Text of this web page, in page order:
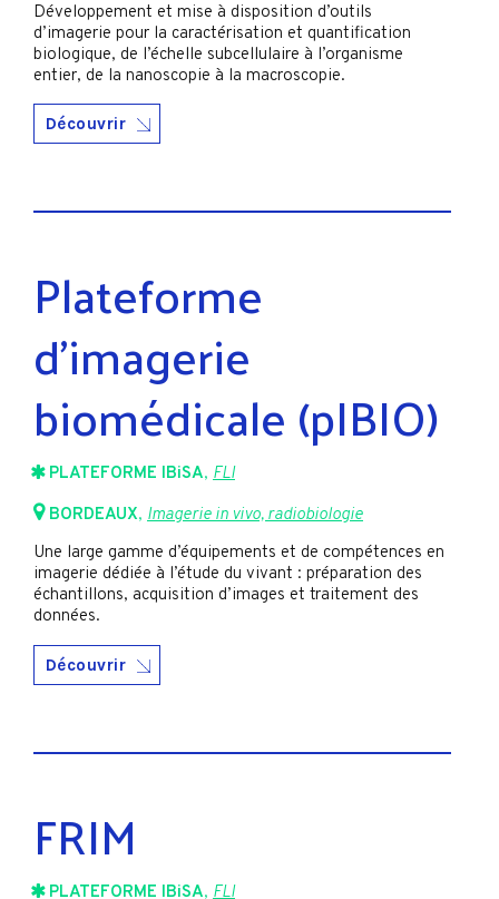
Développement et mise à disposition d’outils
d’imagerie pour la caractérisation et quantification
biologique, de l’échelle subcellulaire à l’organisme
entier, de la nanoscopie à la macroscopie.
Découvrir
Plateforme
d’imagerie
biomédicale (pIBIO)
PLATEFORME IBiSA, FLI
BORDEAUX, Imagerie in vivo, radiobiologie
Une large gamme d’équipements et de compétences en
imagerie dédiée à l’étude du vivant : préparation des
échantillons, acquisition d’images et traitement des
données.
Découvrir
FRIM
PLATEFORME IBiSA, FLI